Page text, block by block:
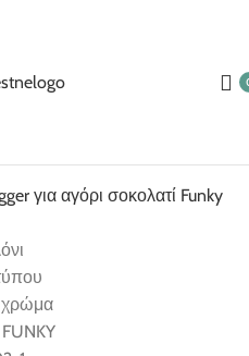
με κάρτα!